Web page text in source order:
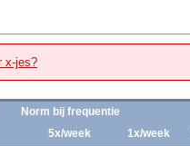
x-jes?
Norm bij frequentie
5x/week
1x/week